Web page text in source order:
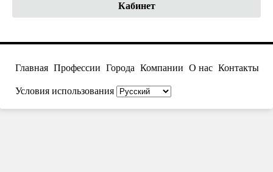
Кабинет
Главная Профессии Города Компании О нас Контакты
Условия использования